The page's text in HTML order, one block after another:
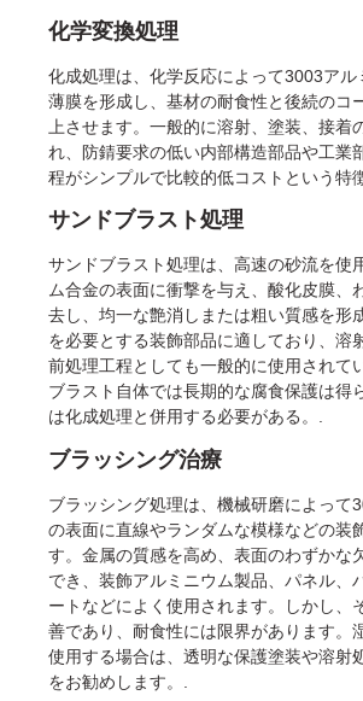
化学変換処理
化成処理は、化学反応によって3003アル
薄膜を形成し、基材の耐食性と後続のコ
上させます。一般的に溶射、塗装、接着
れ、防錆要求の低い内部構造部品や工業
程がシンプルで比較的低コストという特
サンドブラスト処理
サンドブラスト処理は、高速の砂流を使
ム合金の表面に衝撃を与え、酸化皮膜、
去し、均一な艶消しまたは粗い質感を形
を必要とする装飾部品に適しており、溶
前処理工程としても一般的に使用されて
ブラスト自体では長期的な腐食保護は得
は化成処理と併用する必要がある。.
ブラッシング治療
ブラッシング処理は、機械研磨によって
の表面に直線やランダムな模様などの装
す。金属の質感を高め、表面のわずかな
でき、装飾アルミニウム製品、パネル、
ートなどによく使用されます。しかし、
善であり、耐食性には限界があります。
使用する場合は、透明な保護塗装や溶射
をお勧めします。.